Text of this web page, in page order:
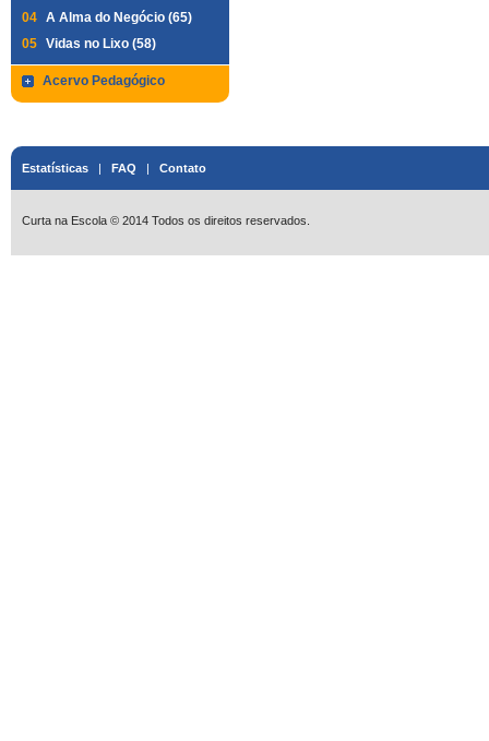
04 A Alma do Negócio (65)
05 Vidas no Lixo (58)
Acervo Pedagógico
Estatísticas | FAQ | Contato
Curta na Escola © 2014 Todos os direitos reservados.